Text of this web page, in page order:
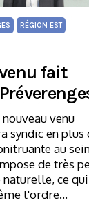
RÉGION EST
fait
venu
syndic en plus
au
de très
ce qui
l'ordre…